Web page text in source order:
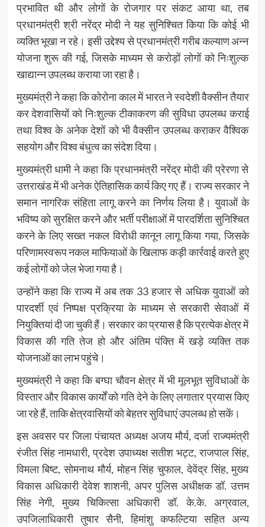
प्रभावित थी और लोगों के रोजगार पर संकट आया था, तब
प्रधानमंत्री श्री नरेंद्र मोदी ने यह सुनिश्चित किया कि कोई भी
व्यक्ति भूखा न रहे। इसी उद्देश्य से प्रधानमंत्री गरीब कल्याण अन्न
योजना शुरू की गई, जिसके माध्यम से करोड़ों लोगों को निःशुल्क
खाद्यान्न उपलब्ध कराया जा रहा है।
मुख्यमंत्री ने कहा कि कोरोना काल में भारत ने स्वदेशी वैक्सीन तैयार
कर देशवासियों को निःशुल्क टीकाकरण की सुविधा उपलब्ध कराई
तथा विश्व के अनेक देशों को भी वैक्सीन उपलब्ध कराकर वैश्विक
सहयोग और विश्व बंधुत्व का संदेश दिया।
मुख्यमंत्री धामी ने कहा कि प्रधानमंत्री नरेंद्र मोदी की प्रेरणा से
उत्तराखंड में भी अनेक ऐतिहासिक कार्य किए गए हैं। राज्य सरकार ने
समान नागरिक संहिता लागू करने का निर्णय लिया है। युवाओं के
भविष्य को सुरक्षित करने और भर्ती परीक्षाओं में पारदर्शिता सुनिश्चित
करने के लिए सख्त नकल विरोधी कानून लागू किया गया, जिसके
परिणामस्वरूप नकल माफियाओं के खिलाफ कड़ी कार्रवाई करते हुए
कई लोगों को जेल भेजा गया है।
उन्होंने कहा कि राज्य में अब तक 33 हजार से अधिक युवाओं को
पारदर्शी एवं निष्पक्ष प्रक्रिया के माध्यम से सरकारी सेवाओं में
नियुक्तियां दी जा चुकी हैं। सरकार का प्रयास है कि प्रत्येक क्षेत्र में
विकास की गति तेज हो और अंतिम पंक्ति में खड़े व्यक्ति तक
योजनाओं का लाभ पहुंचे।
मुख्यमंत्री ने कहा कि बग्घा चौवन क्षेत्र में भी मूलभूत सुविधाओं के
विस्तार और विकास कार्यों को गति देने के लिए लगातार प्रयास किए
जा रहे हैं, ताकि क्षेत्रवासियों को बेहतर सुविधाएं उपलब्ध हो सकें।
इस अवसर पर जिला पंचायत अध्यक्ष अजय मौर्य, दर्जा राज्यमंत्री
रंजीत सिंह नामधारी, प्रदेश उपाध्यक्ष सतीश भट्ट, राजपाल सिंह,
विमला बिष्ट, सोमनाथ मौर्य, मोहन सिंह चुफाल, देवेंद्र सिंह, मुख्य
विकास अधिकारी देवेश शाशनी, अपर पुलिस अधीक्षक डॉ. उत्तम
सिंह नेगी, मुख्य चिकित्सा अधिकारी डॉ. के.के. अग्रवाल,
उपजिलाधिकारी तुषार सैनी, हिमांशु कफल्टिया सहित अन्य